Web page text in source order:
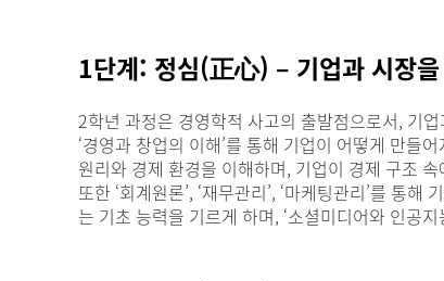
1단계: 정심(正心) – 기업과 시장
2학년 과정은 경영학적 사고의 출발점으로서, 기
‘경영과 창업의 이해’를 통해 기업이 어떻게 만들
원리와 경제 환경을 이해하며, 기업이 경제 구조
또한 ‘회계원론’, ‘재무관리’, ‘마케팅관리’를 통
는 기초 능력을 기르게 하며, ‘소셜미디어와 인공